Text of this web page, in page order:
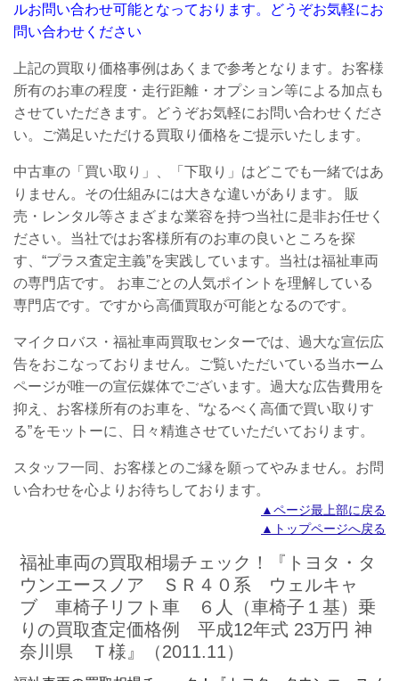
ルお問い合わせ可能となっております。
どうぞお気軽にお
問い合わせください
上記の買取り価格事例はあくまで参考となります。お客様
所有のお車の程度・走行距離・オプション等による加点も
させていただきます。どうぞお気軽にお問い合わせくださ
い。ご満足いただける買取り価格をご提示いたします。
中古車の「買い取り」、「下取り」はどこでも一緒ではあ
りません。その仕組みには大きな違いがあります。 販
売・レンタル等さまざまな業容を持つ当社に是非お任せく
ださい。 当社ではお客様所有のお車の良いところを探
す、“プラス査定主義”を実践しています。当社は福祉車両
の専門店です。 お車ごとの人気ポイントを理解している
専門店です。ですから高価買取が可能となるのです。
マイクロバス・福祉車両買取センターでは、過大な宣伝広
告をおこなっておりません。ご覧いただいている当ホーム
ページが唯一の宣伝媒体でございます。過大な広告費用を
抑え、お客様所有のお車を、“なるべく高価で買い取りす
る”をモットーに、日々精進させていただいております。
スタッフ一同、お客様とのご縁を願ってやみません。 お問
い合わせを心よりお待ちしております。
▲ページ最上部に戻る
▲トップページへ戻る
福祉車両の買取相場チェック！『トヨタ・タ
ウンエースノア ＳＲ４０系 ウェルキャ
ブ 車椅子リフト車 ６人（車椅子１基）乗
りの買取査定価格例 平成12年式 23万円 神
奈川県 Ｔ様』（2011.11）